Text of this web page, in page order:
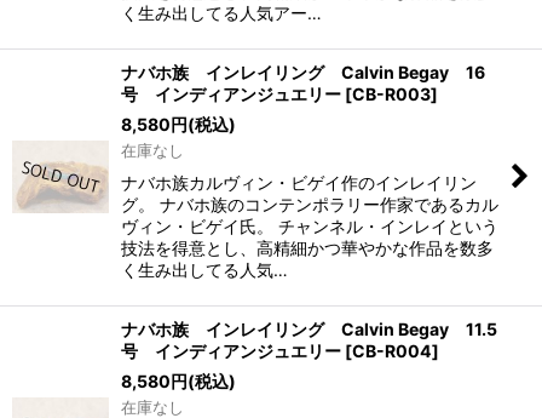
く生み出してる人気アー…
ナバホ族 インレイリング Calvin Begay 16
号 インディアンジュエリー [CB-R003]
8,580円(税込)
在庫なし
ナバホ族カルヴィン・ビゲイ作のインレイリン
グ。 ナバホ族のコンテンポラリー作家であるカル
ヴィン・ビゲイ氏。 チャンネル・インレイという
技法を得意とし、高精細かつ華やかな作品を数多
く生み出してる人気…
ナバホ族 インレイリング Calvin Begay 11.5
号 インディアンジュエリー [CB-R004]
8,580円(税込)
在庫なし